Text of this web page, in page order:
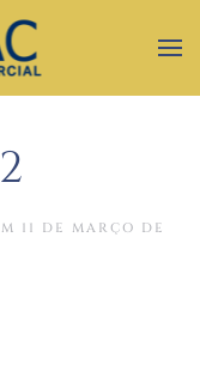
11 DE MARÇO DE